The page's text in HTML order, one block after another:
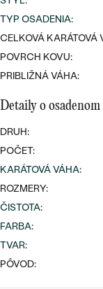
PODĽA
NA MIERU
TYP OSADENIA:
CELKOVÁ KARÁTOVÁ
POVRCH KOVU:
PRIBLIŽNÁ VÁHA:
Detaily o
DRUH:
POČET:
KARÁTOVÁ VÁHA:
ROZMERY:
ČISTOTA:
FARBA:
TVAR:
PÔVOD: